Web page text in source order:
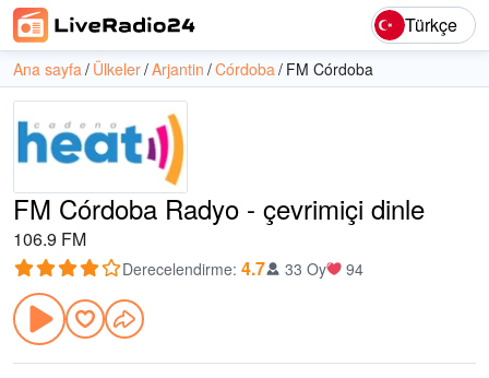
Türkçe
Ana sayfa Ülkeler Arjantin Córdoba FM Córdoba
FM Córdoba Radyo - çevrimiçi dinle
106.9 FM
Derecelendirme: 4.7 33 Oy 94